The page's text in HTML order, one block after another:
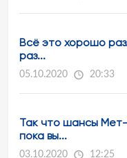
Всё это хорошо
раз...
05.10.2020 20:33
Так что шансы
пока вы...
03.10.2020 12:25